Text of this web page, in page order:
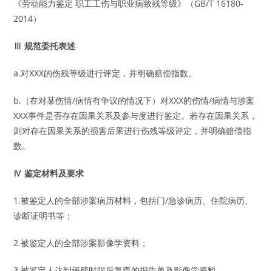
《劳动能力鉴定 职工工伤与职业病致残等级》（GB/T 16180-
2014）
Ⅲ 规范委托表述
a.对XXX的伤残等级进行评定，并明确赔偿指数。
b.（在对某伤情/病情有争议的情况下）对XXX的伤情/病情与涉案
XXX事件是否存在因果关系及参与度进行鉴定。若存在因果关系，
则对存在因果关系的损害后果进行伤残等级评定，并明确赔偿指
数。
Ⅳ 鉴定材料及要求
1.被鉴定人的全部涉案病历材料，包括门/急诊病历、住院病历、
诊断证明书等；
2.被鉴定人的全部涉案影像学资料；